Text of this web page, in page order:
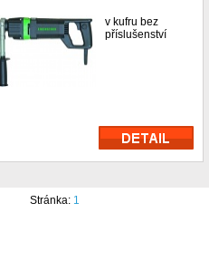
v kufru bez
příslušenství
Stránka: 1